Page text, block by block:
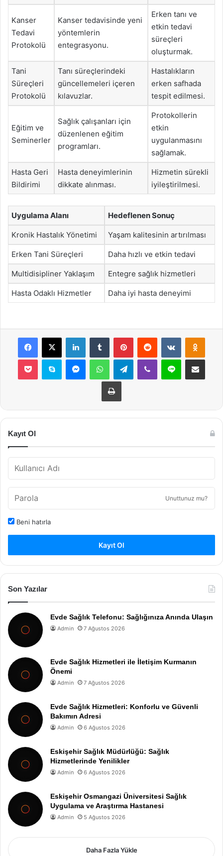
Kanser
Tedavi
Protokolü
Kanser tedavisinde yeni
yöntemlerin
entegrasyonu.
Erken tanı ve
etkin tedavi
süreçleri
oluşturmak.
Tani
Süreçleri
Protokolü
Tanı süreçlerindeki
güncellemeleri içeren
kılavuzlar.
Hastalıkların
erken safhada
tespit edilmesi.
Eğitim ve
Seminerler
Sağlık çalışanları için
düzenlenen eğitim
programları.
Protokollerin
etkin
uygulanmasını
sağlamak.
Hasta Geri
Bildirimi
Hasta deneyimlerinin
dikkate alınması.
Hizmetin sürekli
iyileştirilmesi.
Uygulama Alanı Hedeflenen Sonuç
Kronik Hastalık Yönetimi Yaşam kalitesinin artırılması
Erken Tani Süreçleri Daha hızlı ve etkin tedavi
Multidisipliner Yaklaşım Entegre sağlık hizmetleri
Hasta Odaklı Hizmetler Daha iyi hasta deneyimi
Facebook
X LinkedInTumblr PinterestReddit VKontakte
Pocket Skype MessengerWhatsAppTelegramViber Line E-Posta ile
Yazdır
Kayıt Ol
Unuttunuz mu?
Beni hatırla
Kayıt Ol
Son Yazılar
Evde Sağlık Telefonu: Sağlığınıza Anında Ulaşın
Admin 7 Ağustos 2026
Evde Sağlık Hizmetleri ile İletişim Kurmanın
Önemi
Admin 7 Ağustos 2026
Evde Sağlık Hizmetleri: Konforlu ve Güvenli
Bakımın Adresi
Admin 6 Ağustos 2026
Eskişehir Sağlık Müdürlüğü: Sağlık
Hizmetlerinde Yenilikler
Admin 6 Ağustos 2026
Eskişehir Osmangazi Üniversitesi Sağlık
Uygulama ve Araştırma Hastanesi
Admin 5 Ağustos 2026
Daha Fazla Yükle